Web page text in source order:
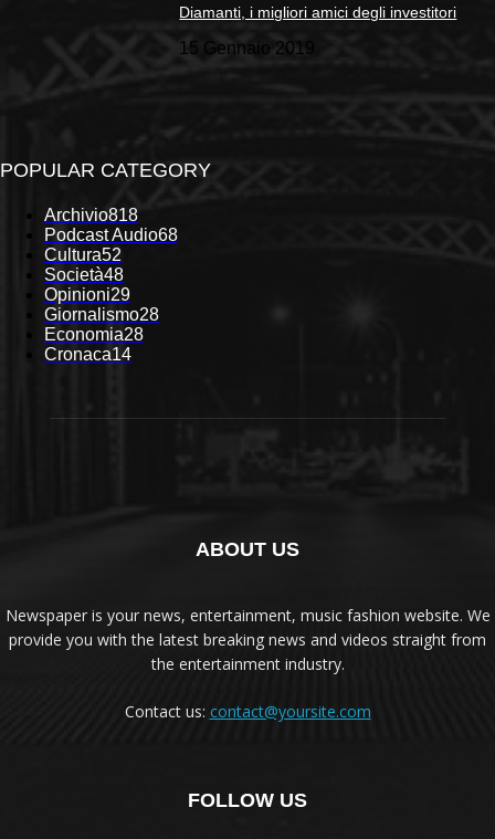
Diamanti, i migliori amici degli investitori
15 Gennaio 2019
POPULAR CATEGORY
Archivio818
Podcast Audio68
Cultura52
Società48
Opinioni29
Giornalismo28
Economia28
Cronaca14
ABOUT US
Newspaper is your news, entertainment, music fashion website. We
provide you with the latest breaking news and videos straight from
the entertainment industry.
Contact us: contact@yoursite.com
FOLLOW US